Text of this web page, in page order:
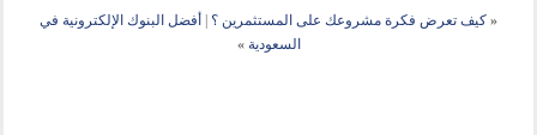
« كيف تعرض فكرة مشروعك على المستثمرين ؟
أفضل البنوك الإلكترونية في
السعودية »